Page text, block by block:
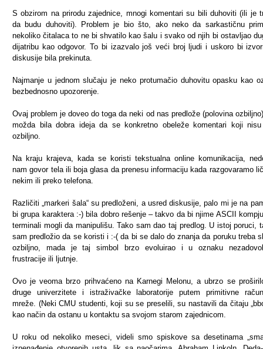
S obzirom na prirodu zajednice, mnogi komentari su bili duhoviti (ili je
da budu duhoviti). Problem je bio što, ako neko da sarkastičnu
nekoliko čitalaca to ne bi shvatilo kao šalu i svako od njih bi ostavljao
dijatribu kao odgovor. To bi izazvalo još veći broj ljudi i uskoro bi
diskusije bila prekinuta.
Najmanje u jednom slučaju je neko protumačio duhovitu opasku kao
bezbednosno upozorenje.
Ovaj problem je doveo do toga da neki od nas predlože (polovina
možda bila dobra ideja da se konkretno obeleže komentari koji
ozbiljno.
Na kraju krajeva, kada se koristi tekstualna online komunikacija,
nam govor tela ili boja glasa da prenesu informaciju kada razgovaramo
nekim ili preko telefona.
Različiti „markeri šala“ su predloženi, a usred diskusije, palo mi je na
bi grupa karaktera :-) bila dobro rešenje – takvo da bi njime ASCII
terminali mogli da manipulišu. Tako sam dao taj predlog. U istoj poruci,
sam predložio da se koristi i :-( da bi se dalo do znanja da poruku treba
ozbiljno, mada je taj simbol brzo evoluirao i u oznaku
frustracije ili ljutnje.
Ovo je veoma brzo prihvaćeno na Karnegi Melonu, a ubrzo se
druge univerzitete i istraživačke laboratorije putem primitivne
mreže. (Neki CMU studenti, koji su se preselili, su nastavili da čitaju
kao način da ostanu u kontaktu sa svojom starom zajednicom.
U roku od nekoliko meseci, videli smo spiskove sa desetinama